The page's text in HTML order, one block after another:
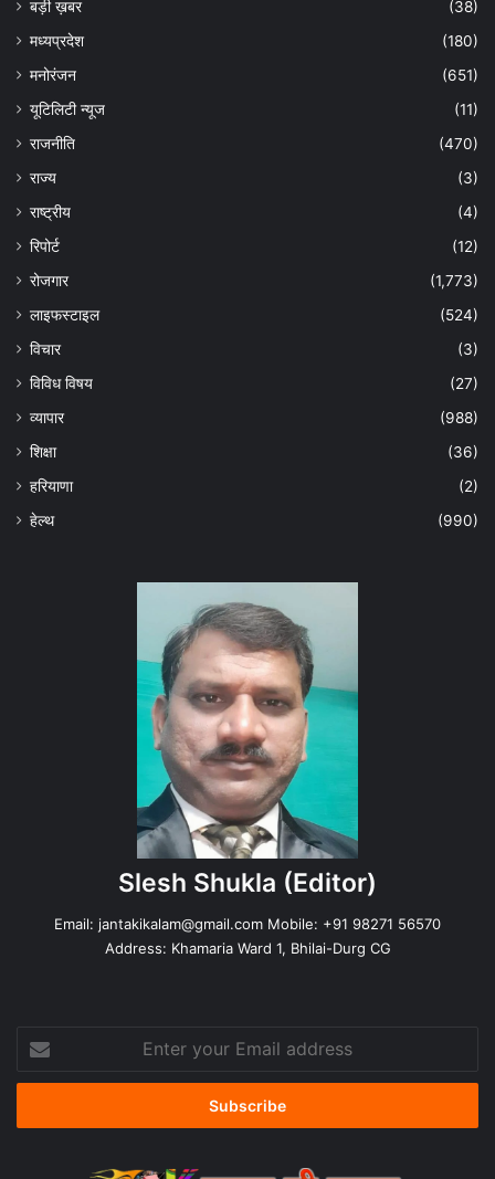
बड़ी ख़बर
(38)
मध्यप्रदेश
(180)
मनोरंजन
(651)
यूटिलिटी न्यूज
(11)
राजनीति
(470)
राज्य
(3)
राष्ट्रीय
(4)
रिपोर्ट
(12)
रोजगार
(1,773)
लाइफस्टाइल
(524)
विचार
(3)
विविध विषय
(27)
व्यापार
(988)
शिक्षा
(36)
हरियाणा
(2)
हेल्‍थ
(990)
Slesh Shukla (Editor)
Email: jantakikalam@gmail.com Mobile: +91 98271 56570
Address: Khamaria Ward 1, Bhilai-Durg CG
your
Email